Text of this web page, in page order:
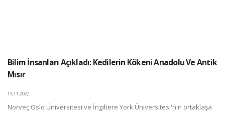
Bilim İnsanları Açıkladı: Kedilerin Kökeni Anadolu Ve Antik
Mısır
15.11.2022
Norveç Oslo Üniversitesi ve İngiltere York Üniversitesi'nin ortaklaşa